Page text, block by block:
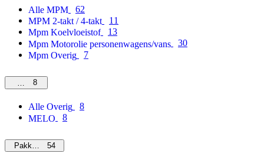
Alle MPM
62
MPM 2-takt / 4-takt
11
Mpm Koelvloeistof
13
Mpm Motorolie personenwagens/vans
30
Mpm Overig
7
Overig
8
Alle Overig
8
MELO
8
Pakketten54